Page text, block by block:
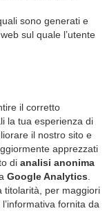
sono generati e
sul quale l’utente
il corretto
la tua esperienza di
il nostro sito e
apprezzati
di analisi anonima
Google Analytics.
titolarità, per maggiori
fornita da